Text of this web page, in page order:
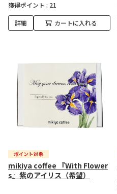
獲得ポイント : 21
詳細 カートに入れる
mikiya coffee 『With Flower
s』紫のアイリス（希望）